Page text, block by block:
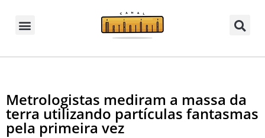
Metrologistas mediram a massa da
terra utilizando partículas fantasmas
pela primeira vez